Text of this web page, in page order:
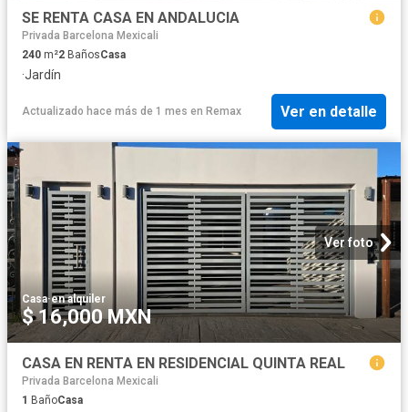
SE RENTA CASA EN ANDALUCIA
Privada Barcelona Mexicali
240 m²2 BañosCasa
·Jardín
Actualizado hace más de 1 mes en Remax Ver en detalle
Ver foto
Casa·en alquiler
$ 16,000 MXN
CASA EN RENTA EN RESIDENCIAL QUINTA REAL
Privada Barcelona Mexicali
1 BañoCasa